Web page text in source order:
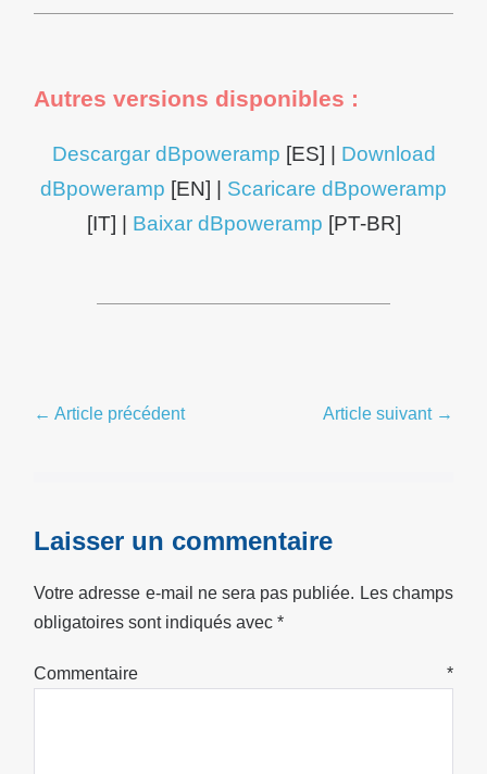
Autres versions disponibles :
Descargar dBpoweramp [ES] | Download
dBpoweramp [EN] | Scaricare dBpoweramp
[IT] | Baixar dBpoweramp [PT-BR]
Navigation
← Article précédent Article suivant →
Laisser un commentaire
Votre adresse e-mail ne sera pas publiée. Les champs
obligatoires sont indiqués avec*
Commentaire *